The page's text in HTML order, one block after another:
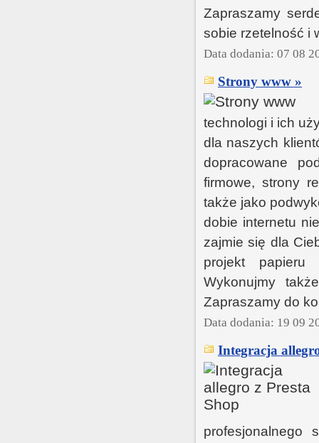
Zapraszamy
sobie rzetelność i
Data dodania: 07 08
Strony www »
technologi i ich
dla naszych
dopracowane
firmowe, strony
także jako
dobie internetu
zajmie się dla
projekt papieru
Wykonujmy
Zapraszamy do
Data dodania: 19 09
Integracja
profesjonalnego